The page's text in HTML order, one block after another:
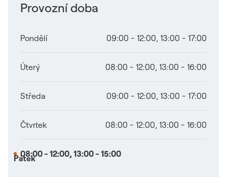
Provozní doba
Pondělí 09:00 - 12:00, 13:00 - 17:00
Úterý 08:00 - 12:00, 13:00 - 16:00
Středa 09:00 - 12:00, 13:00 - 17:00
Čtvrtek 08:00 - 12:00, 13:00 - 16:00
Pátek
08:00 - 12:00, 13:00 - 15:00